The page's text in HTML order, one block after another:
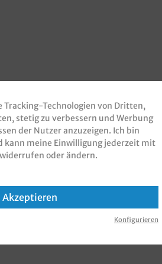
Tracking-Technologien von Dritten,
stetig zu verbessern und Werbung
der Nutzer anzuzeigen. Ich bin
kann meine Einwilligung jederzeit mit
oder ändern.
Akzeptieren
Konfigurieren